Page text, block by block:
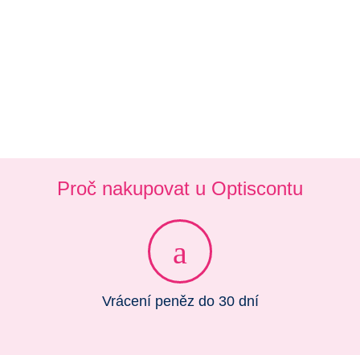
Proč nakupovat u Optiscontu
Vrácení peněz do 30 dní